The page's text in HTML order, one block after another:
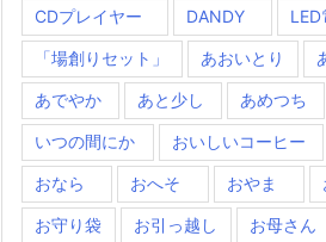
CDプレイヤー DANDY LED
「場創りセット」 あおいとり
あでやか あと少し あめつち
いつの間にか おいしいコーヒー
おなら おへそ おやま
お守り袋 お引っ越し お母さん